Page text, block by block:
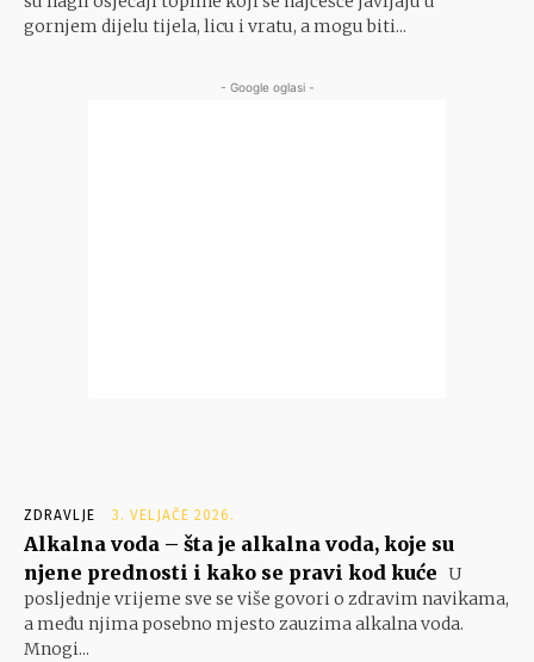
gornjem dijelu tijela, licu i vratu, a mogu biti...
- Google oglasi -
ZDRAVLJE 3. VELJAČE 2026.
Alkalna voda – šta je alkalna voda, koje su
njene prednosti i kako se pravi kod kuće U
posljednje vrijeme sve se više govori o zdravim navikama,
a među njima posebno mjesto zauzima alkalna voda.
Mnogi...